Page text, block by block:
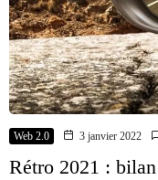
Web 2.0 3 janvier 2022
Rétro 2021 : bilan